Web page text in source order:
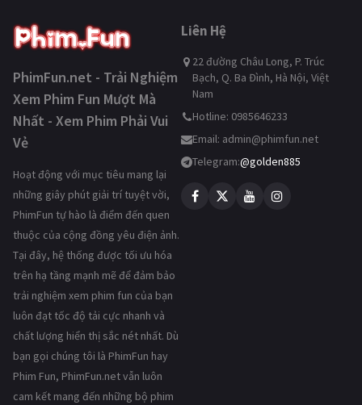
PhimFun.net - Trải Nghiệm
Xem Phim Fun Mượt Mà
Nhất - Xem Phim Phải Vui
Vẻ
Hoạt động với mục tiêu mang lại
những giây phút giải trí tuyệt vời,
PhimFun tự hào là điểm đến quen
thuộc của cộng đồng yêu điện ảnh.
Tại đây, hệ thống được tối ưu hóa
trên hạ tầng mạnh mẽ để đảm bảo
trải nghiệm xem phim fun của bạn
luôn đạt tốc độ tải cực nhanh và
chất lượng hiển thị sắc nét nhất. Dù
bạn gọi chúng tôi là PhimFun hay
Phim Fun, PhimFun.net vẫn luôn
cam kết mang đến những bộ phim
Liên Hệ
22 đường Châu Long, P. Trúc
Bạch, Q. Ba Đình, Hà Nội, Việt
Nam
Hotline: 0985646233
Email: admin@phimfun.net
Telegram:@golden885